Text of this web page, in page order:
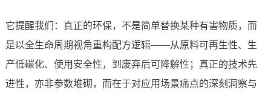
它提醒我们：真正的环保，不是简单替换某种有害物质，而
是以全生命周期视角重构配方逻辑——从原料可再生性、生
产低碳化、使用安全性，到废弃后可降解性；真正的技术先
进性，亦非参数堆砌，而在于对应用场景痛点的深刻洞察与